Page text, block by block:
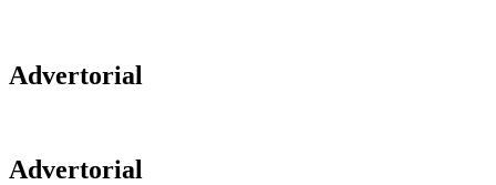
Advertorial
Advertorial